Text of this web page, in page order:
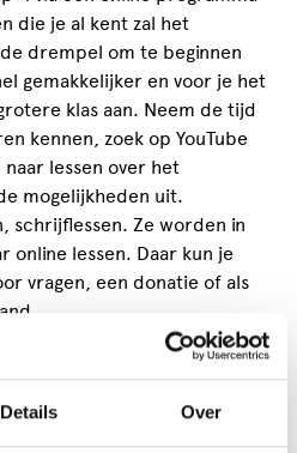
Details Over
die je al kent zal het
drempel om te beginnen
gemakkelijker en voor je het
klas aan. Neem de tijd
kennen, zoek op YouTube
lessen over het
mogelijkheden uit.
schrijflessen. Ze worden in
online lessen. Daar kun je
vragen, een donatie of als
opgepakt kunnen worden